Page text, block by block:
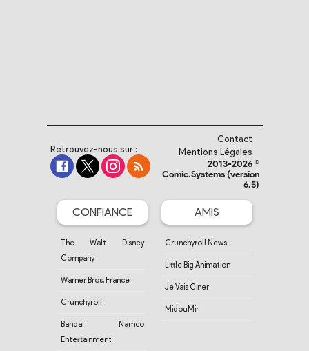
Retrouvez-nous sur :
Contact
Mentions Légales
2013-2026 ©
Comic.Systems (version
6.5)
CONFIANCE
The Walt Disney
Company
Warner Bros. France
Crunchyroll
Bandai Namco
Entertainment
AMIS
Crunchyroll News
Little Big Animation
Je Vais Ciner
MidouMir